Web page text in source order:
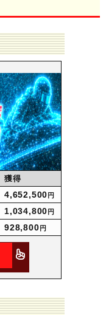
獲得
4,652,500 円
1,034,800 円
928,800 円